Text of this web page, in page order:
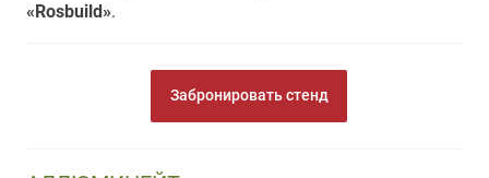
«Rosbuild».
Забронировать стенд